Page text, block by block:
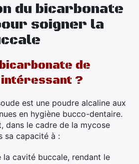
du bicarbonate
soigner la
de
?
est une poudre alcaline aux
en hygiène bucco-dentaire.
dans le cadre de la mycose
sa capacité à :
la cavité buccale, rendant le